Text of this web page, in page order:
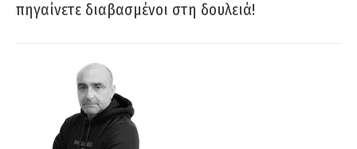
πηγαίνετε διαβασμένοι στη δουλειά!